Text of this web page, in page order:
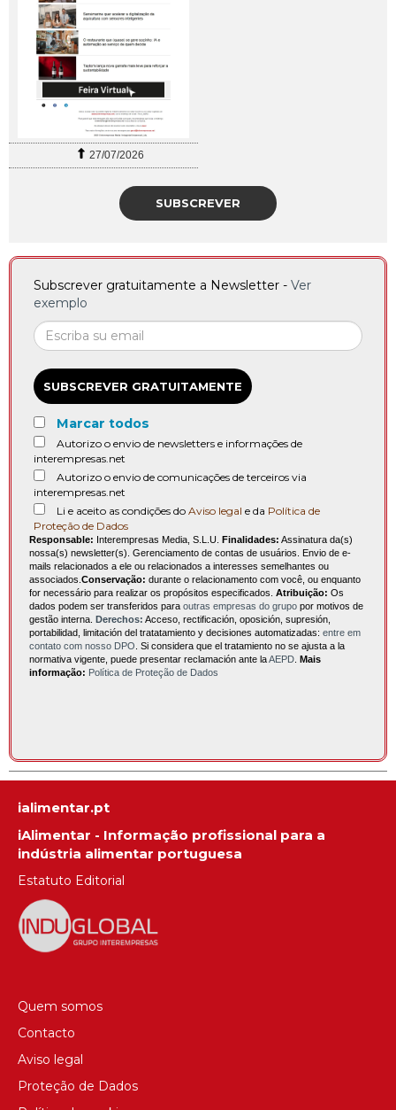
27/07/2026
SUBSCREVER
Subscrever gratuitamente a Newsletter - Ver
exemplo
SUBSCREVER GRATUITAMENTE
Marcar todos
Autorizo o envio de newsletters e informações de
interempresas.net
Autorizo o envio de comunicações de terceiros via
interempresas.net
Li e aceito as condições do Aviso legal e da Política de
Proteção de Dados
Responsable: Interempresas Media, S.L.U. Finalidades: Assinatura da(s)
nossa(s) newsletter(s). Gerenciamento de contas de usuários. Envio de e-
mails relacionados a ele ou relacionados a interesses semelhantes ou
associados. Conservação: durante o relacionamento com você, ou enquanto
for necessário para realizar os propósitos especificados. Atribuição: Os
dados podem ser transferidos para outras empresas do grupo por motivos de
gestão interna. Derechos: Acceso, rectificación, oposición, supresión,
portabilidad, limitación del tratatamiento y decisiones automatizadas: entre em
contato com nosso DPO . Si considera que el tratamiento no se ajusta a la
normativa vigente, puede presentar reclamación ante laAEPD Mais
informação: Política de Proteção de Dados
ialimentar.pt
iAlimentar - Informação profissional para a
indústria alimentar portuguesa
Estatuto Editorial
Quem somos
Contacto
Aviso legal
Proteção de Dados